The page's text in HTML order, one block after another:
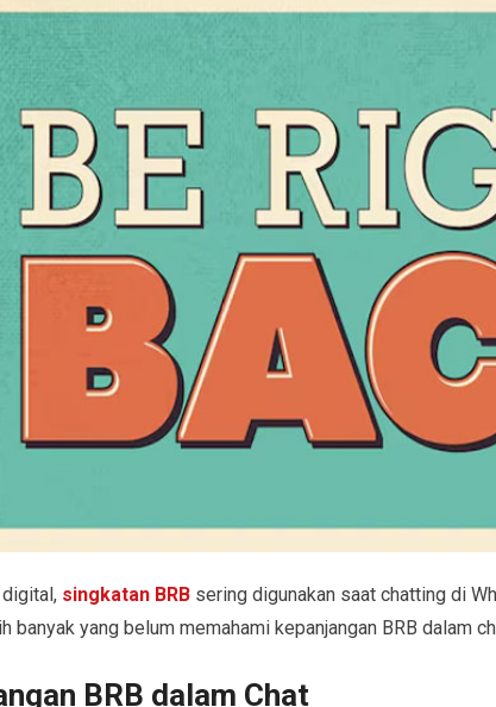
singkatan BRB sering digunakan saat chatting di
banyak yang belum memahami kepanjangan BRB dalam
BRB dalam Chat